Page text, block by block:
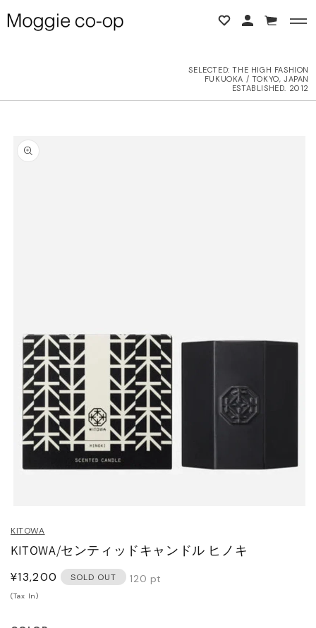
コンテンツに進む カ
SELECTED: THE HIGH FASHION
FUKUOKA / TOKYO, JAPAN
ESTABLISHED. 2012
& Cap
& GOODS
DEMEULEMEESTER
GOOSE
Kisada
Wijnants
kei ninomiya
ダ
ル
メ
ィ
(1)
KITOWA
KITOWA/センティッドキャンドル ヒノキ
通
常
¥13,200 SOLD OUT 120 pt
(Tax In)